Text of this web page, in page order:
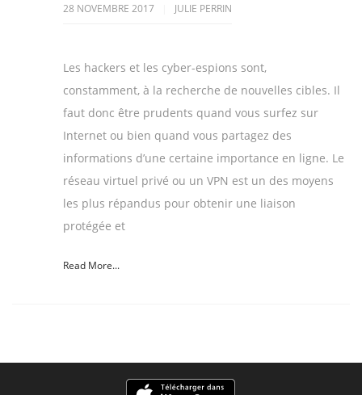
28 NOVEMBRE 2017 JULIE PERRIN
Les hackers et les cyber-espions sont,
constamment, à la recherche de nouvelles cibles. Il
faut donc être prudents quand vous surfez sur
Internet ou bien quand vous partagez des
informations d’une certaine importance en ligne. Le
réseau virtuel privé ou un VPN est un des moyens
les plus répandus pour obtenir une liaison
protégée et
Read More...